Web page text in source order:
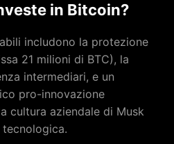
in Bitcoin?
includono la protezione
21 milioni di BTC), la
intermediari, e un
pro-innovazione
cultura aziendale di Musk